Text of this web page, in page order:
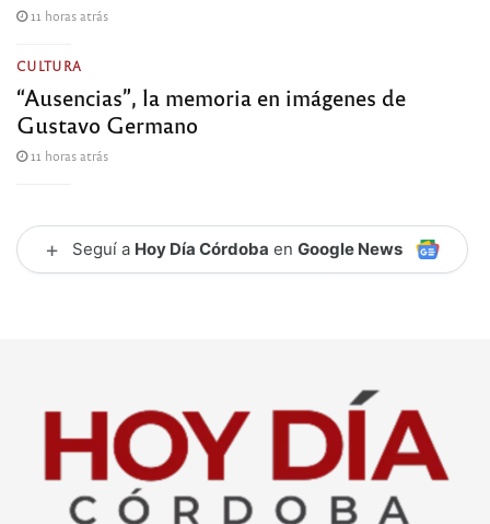
11 horas atrás
CULTURA
“Ausencias”, la memoria en imágenes de
Gustavo Germano
11 horas atrás
+ Seguí a Hoy Día Córdoba en Google News